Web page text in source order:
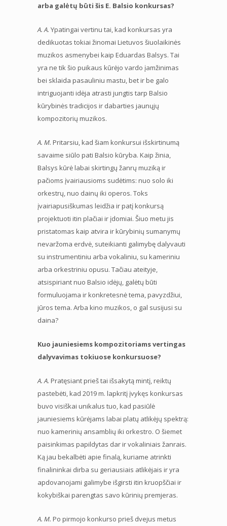
arba galėtų būti šis E. Balsio konkursas?
A. A. Ypatingai vertinu tai, kad konkursas yra
dedikuotas tokiai žinomai Lietuvos šiuolaikinės
muzikos asmenybei kaip Eduardas Balsys. Tai
yra ne tik šio puikaus kūrėjo vardo įamžinimas
bei sklaida pasauliniu mastu, bet ir be galo
intriguojanti idėja atrasti jungtis tarp Balsio
kūrybinės tradicijos ir dabarties jaunųjų
kompozitorių muzikos.
A. M. Pritarsiu, kad šiam konkursui išskirtinumą
savaime siūlo pati Balsio kūryba. Kaip žinia,
Balsys kūrė labai skirtingų žanrų muziką ir
pačioms įvairiausioms sudėtims: nuo solo iki
orkestrų, nuo dainų iki operos. Toks
įvairiapusiškumas leidžia ir patį konkursą
projektuoti itin plačiai ir įdomiai. Šiuo metu jis
pristatomas kaip atvira ir kūrybinių sumanymų
nevaržoma erdvė, suteikianti galimybę dalyvauti
su instrumentiniu arba vokaliniu, su kameriniu
arba orkestriniu opusu. Tačiau ateityje,
atsispiriant nuo Balsio idėjų, galėtų būti
formuluojama ir konkretesnė tema, pavyzdžiui,
jūros tema. Arba kino muzikos, o gal susijusi su
daina?
Kuo jauniesiems kompozitoriams vertingas
dalyvavimas tokiuose konkursuose?
A. A. Pratęsiant prieš tai išsakytą mintį, reiktų
pastebėti, kad 2019 m. lapkritį įvykęs konkursas
buvo visiškai unikalus tuo, kad pasiūlė
jauniesiems kūrėjams labai platų atlikėjų spektrą:
nuo kamerinių ansamblių iki orkestro. O šiemet
paisinkimas papildytas dar ir vokaliniais žanrais.
Ką jau bekalbėti apie finalą, kuriame atrinkti
finalininkai dirba su geriausiais atlikėjais ir yra
apdovanojami galimybe išgirsti itin kruopščiai ir
kokybiškai parengtas savo kūrinių premjeras.
A. M. Po pirmojo konkurso prieš dvejus metus